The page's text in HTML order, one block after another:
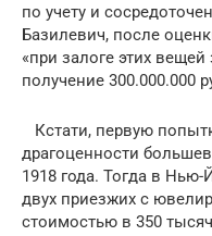
по учету и
Базилевич, после
«при залоге этих
получение 300.000.000
Кстати, первую
драгоценности
1918 года. Тогда в
двух приезжих с
стоимостью в 350